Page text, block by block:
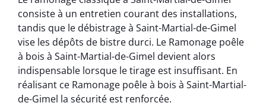
consiste à un entretien courant des installations,
tandis que le débistrage à Saint-Martial-de-Gimel
vise les dépôts de bistre durci. Le Ramonage poêle
à bois à Saint-Martial-de-Gimel devient alors
indispensable lorsque le tirage est insuffisant. En
réalisant ce Ramonage poêle à bois à Saint-Martial-
de-Gimel la sécurité est renforcée.